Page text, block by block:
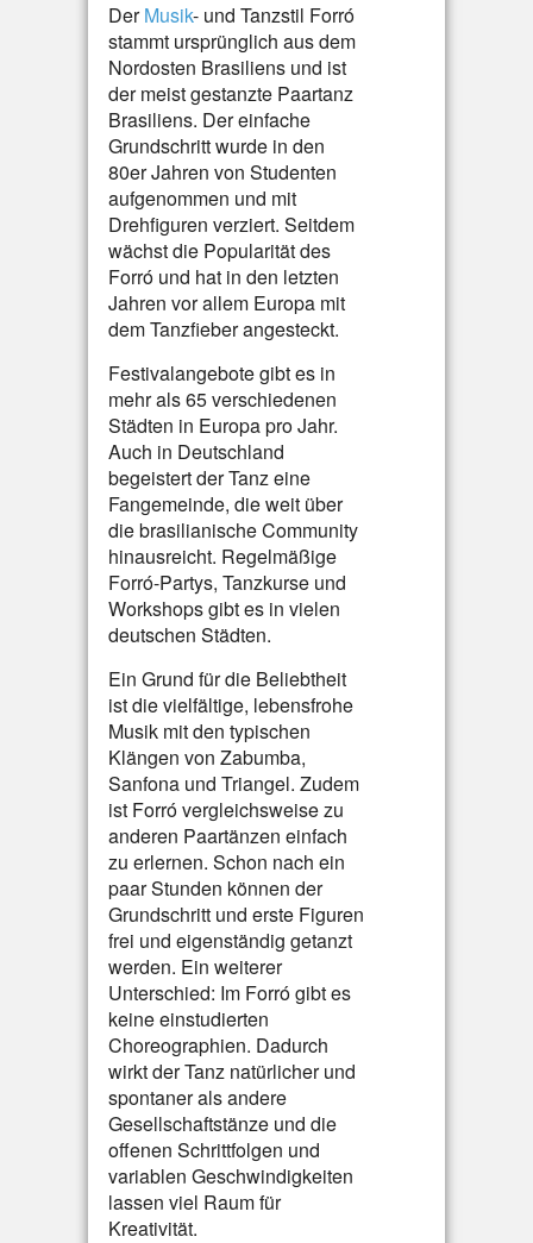
DerMusik- und Tanzstil Forró
stammt ursprünglich aus dem
Nordosten Brasiliens und ist
der meist gestanzte Paartanz
Brasiliens. Der einfache
Grundschritt wurde in den
80er Jahren von Studenten
aufgenommen und mit
Drehfiguren verziert. Seitdem
wächst die Popularität des
Forró und hat in den letzten
Jahren vor allem Europa mit
dem Tanzfieber angesteckt.
Festivalangebote gibt es in
mehr als 65 verschiedenen
Städten in Europa pro Jahr.
Auch in Deutschland
begeistert der Tanz eine
Fangemeinde, die weit über
die brasilianische Community
hinausreicht. Regelmäßige
Forró-Partys, Tanzkurse und
Workshops gibt es in vielen
deutschen Städten.
Ein Grund für die Beliebtheit
ist die vielfältige, lebensfrohe
Musik mit den typischen
Klängen von Zabumba,
Sanfona und Triangel. Zudem
ist Forró vergleichsweise zu
anderen Paartänzen einfach
zu erlernen. Schon nach ein
paar Stunden können der
Grundschritt und erste Figuren
frei und eigenständig getanzt
werden. Ein weiterer
Unterschied: Im Forró gibt es
keine einstudierten
Choreographien. Dadurch
wirkt der Tanz natürlicher und
spontaner als andere
Gesellschaftstänze und die
offenen Schrittfolgen und
variablen Geschwindigkeiten
lassen viel Raum für
Kreativität.